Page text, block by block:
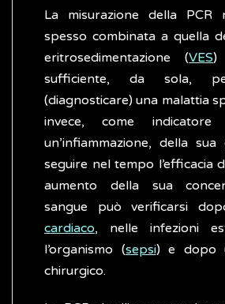
La misurazione della PCR
spesso combinata a quella
eritrosedimentazione (VES)
sufficiente, da sola,
(diagnosticare) una malattia
invece, come
un’infiammazione, della
seguire nel tempo l’efficacia
aumento della sua
sangue può verificarsi
cardiaco, nelle infezioni
l’organismo (sepsi) e dopo
chirurgico.